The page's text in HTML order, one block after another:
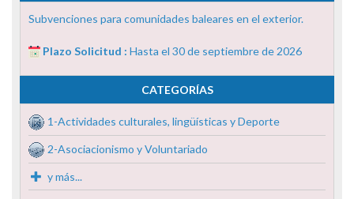
Subvenciones para comunidades baleares en el exterior.
Plazo Solicitud : Hasta el 30 de septiembre de 2026
CATEGORÍAS
1-Actividades culturales, lingüísticas y Deporte
2-Asociacionismo y Voluntariado
y más...